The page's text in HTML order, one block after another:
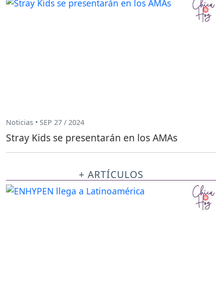
Noticias • SEP 27 / 2024
Stray Kids se presentarán en los AMAs
+ ARTÍCULOS